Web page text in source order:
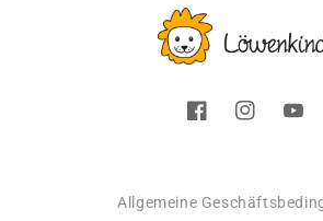
FacebookInstagram
Allgemeine